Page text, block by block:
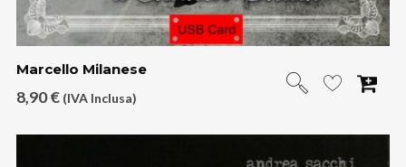
Marcello Milanese
8,90€ (IVA Inclusa)